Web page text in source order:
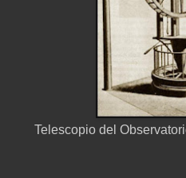
Telescopio del